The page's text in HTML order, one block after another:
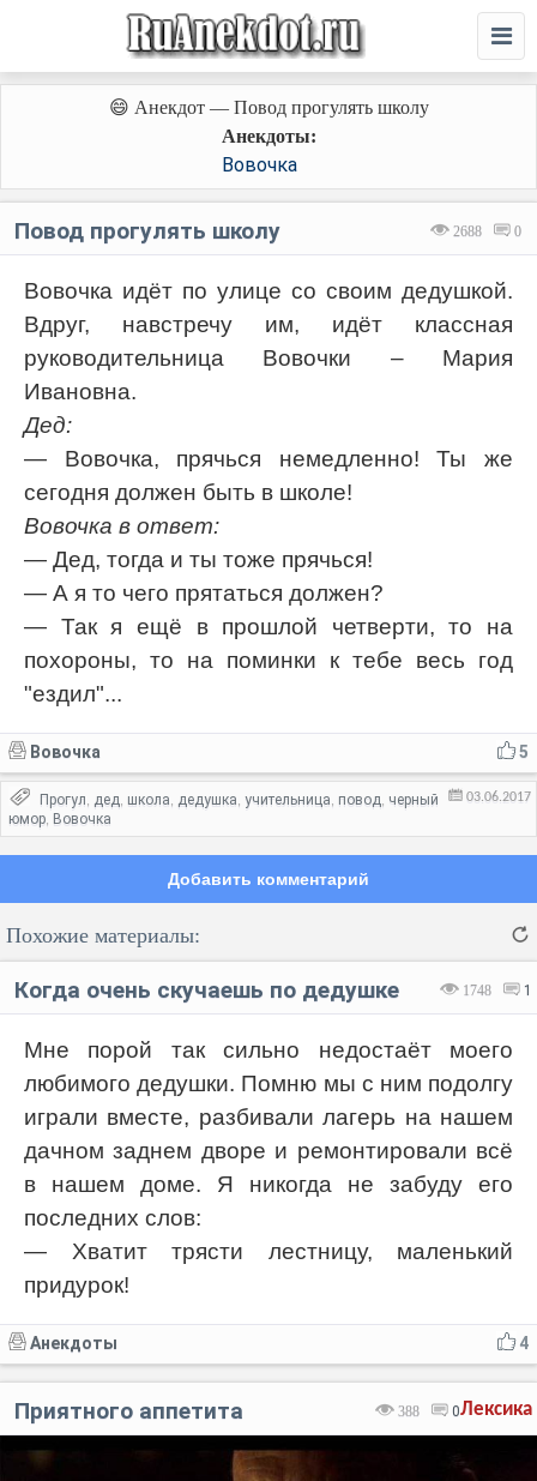
😄 Анекдот — Повод прогулять школу
Анекдоты:
Вовочка
2688 0
Повод прогулять школу
Вовочка идёт по улице со своим дедушкой.
Вдруг, навстречу им, идёт классная
руководительница Вовочки – Мария
Ивановна.
Дед:
— Вовочка, прячься немедленно! Ты же
сегодня должен быть в школе!
Вовочка в ответ:
— Дед, тогда и ты тоже прячься!
— А я то чего прятаться должен?
— Так я ещё в прошлой четверти, то на
похороны, то на поминки к тебе весь год
"ездил"...
5
Вовочка
03.06.2017
Прогул, дед, школа, дедушка, учительница, повод, черный
юмор, Вовочка
Добавить комментарий
Код: Отправить
Похожие материалы:
1748 1
Когда очень скучаешь по дедушке
Мне порой так сильно недостаёт моего
любимого дедушки. Помню мы с ним подолгу
играли вместе, разбивали лагерь на нашем
дачном заднем дворе и ремонтировали всё
в нашем доме. Я никогда не забуду его
последних слов:
— Хватит трясти лестницу, маленький
придурок!
4
Анекдоты
Лексика
388 0
Приятного аппетита